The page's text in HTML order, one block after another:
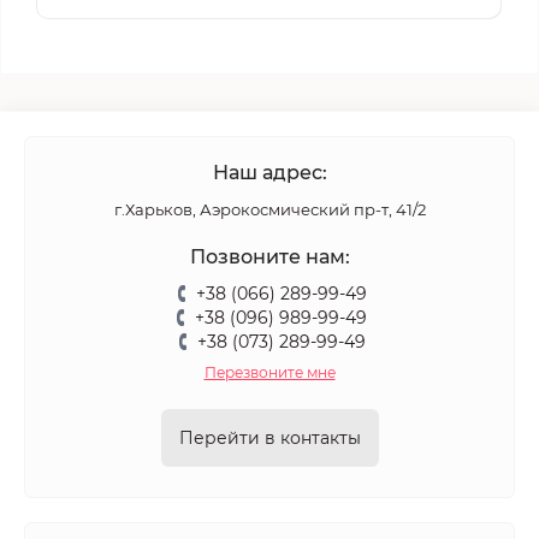
Наш адрес:
г.Харьков, Аэрокосмический пр-т, 41/2
Позвоните нам:
+38 (066) 289-99-49
+38 (096) 989-99-49
+38 (073) 289-99-49
Перезвоните мне
Перейти в контакты